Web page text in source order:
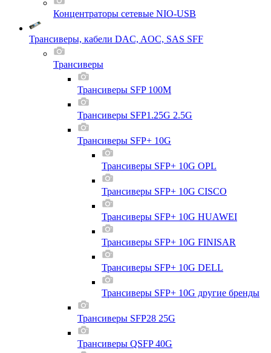
Концентраторы сетевые NIO-USB
Трансиверы, кабели DAC, AOC, SAS SFF
Трансиверы
Трансиверы SFP 100M
Трансиверы SFP1.25G 2.5G
Трансиверы SFP+ 10G
Трансиверы SFP+ 10G OPL
Трансиверы SFP+ 10G CISCO
Трансиверы SFP+ 10G HUAWEI
Трансиверы SFP+ 10G FINISAR
Трансиверы SFP+ 10G DELL
Трансиверы SFP+ 10G другие бренды
Трансиверы SFP28 25G
Трансиверы QSFP 40G